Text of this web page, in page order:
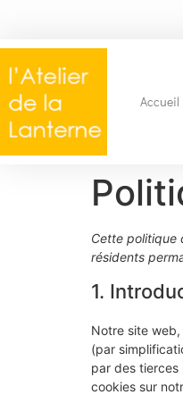
Accueil
Cette politique
résidents
1.
Notre site web,
(par
par des tierces
cookies sur